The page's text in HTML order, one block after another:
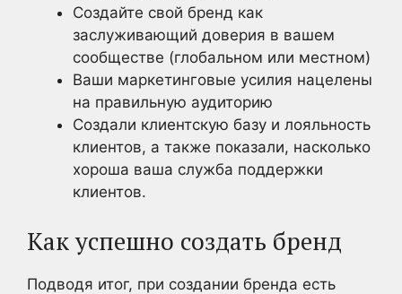
Создайте свой бренд как
заслуживающий доверия в вашем
сообществе (глобальном или местном)
Ваши маркетинговые усилия нацелены
на правильную аудиторию
Создали клиентскую базу и лояльность
клиентов, а также показали, насколько
хороша ваша служба поддержки
клиентов.
Как успешно создать бренд
Подводя итог, при создании бренда есть